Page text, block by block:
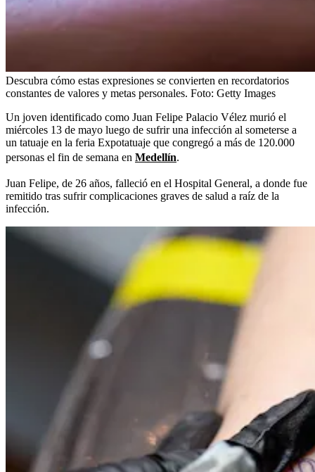
Descubra cómo estas expresiones se convierten en recordatorios
constantes de valores y metas personales. Foto: Getty Images
Un joven identificado como Juan Felipe Palacio Vélez murió el
miércoles 13 de mayo luego de sufrir una infección al someterse a
un tatuaje en la feria Expotatuaje que congregó a más de 120.000
personas el fin de semana en Medellín.
Juan Felipe, de 26 años, falleció en el Hospital General, a donde fue
remitido tras sufrir complicaciones graves de salud a raíz de la
infección.